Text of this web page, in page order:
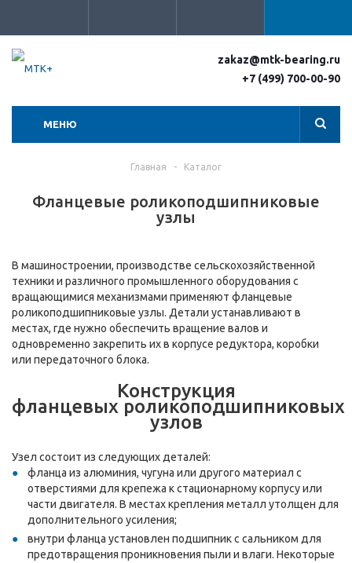
zakaz@mtk-bearing.ru
+7 (499) 700-00-90
МЕНЮ
Главная - Каталог
Фланцевые роликоподшипниковые
узлы
В машиностроении, производстве сельскохозяйственной
техники и различного промышленного оборудования с
вращающимися механизмами применяют фланцевые
роликоподшипниковые узлы. Детали устанавливают в
местах, где нужно обеспечить вращение валов и
одновременно закрепить их в корпусе редуктора, коробки
или передаточного блока.
Конструкция
фланцевых роликоподшипниковых
узлов
Узел состоит из следующих деталей:
фланца из алюминия, чугуна или другого материал с
отверстиями для крепежа к стационарному корпусу или
части двигателя. В местах крепления металл утолщен для
дополнительного усиления;
внутри фланца установлен подшипник с сальником для
предотвращения проникновения пыли и влаги. Некоторые